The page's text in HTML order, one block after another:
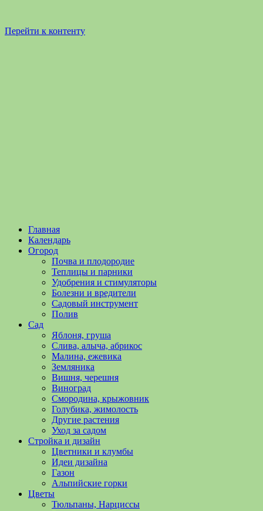
Перейти к контенту
Садоводство
Огородничество
Садоводство
огородничество
полезные
уходу
овощами,
растениями
Поможем
обустройстве
выращивании
Главная
Календарь
Огород
Почва и плодородие
Теплицы и парники
Удобрения и стимуляторы
Болезни и вредители
Садовый инструмент
Полив
Сад
Яблоня, груша
Слива, алыча, абрикос
Малина, ежевика
Земляника
Вишня, черешня
Виноград
Смородина, крыжовник
Голубика, жимолость
Другие растения
Уход за садом
Стройка и дизайн
Цветники и клумбы
Идеи дизайна
Газон
Альпийские горки
Цветы
Тюльпаны, Нарциссы